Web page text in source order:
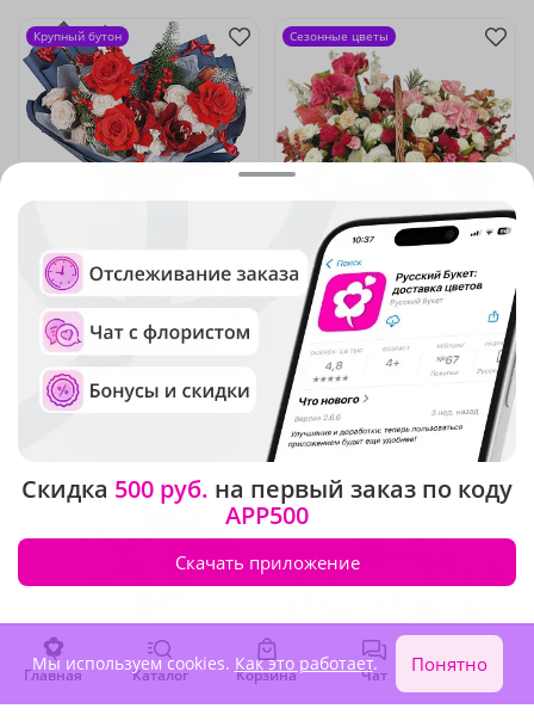
4.9 (23)
Букет "Королевский вечер"
Под заказ
5 710 ₽
Крупный бутон
4.8(17)
Композиция
"Великолепная"
68 180 ₽
Сезонные цветы
Сезонные цветы
Главная Каталог Корзина Чат Войти
Скидка 500 руб. на первый заказ по коду
APP500
Скачать приложение
Мы используем cookies. Как это работает. Понятно